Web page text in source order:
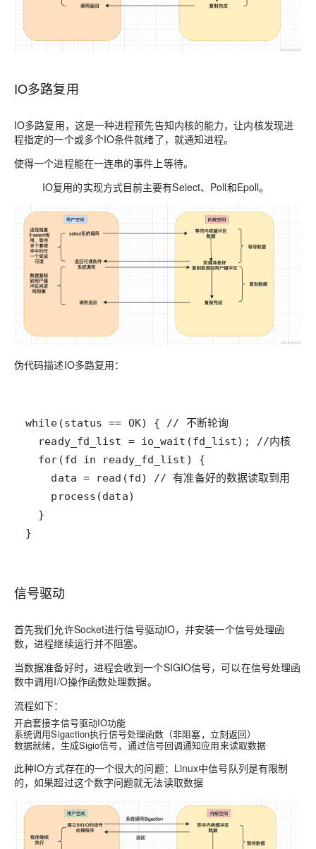
IO多路复用
IO多路复用，这是一种进程预先告知内核的能力，让内核发现进
程指定的一个或多个IO条件就绪了，就通知进程。
使得一个进程能在一连串的事件上等待。
IO复用的实现方式目前主要有Select、Poll和Epoll。
伪代码描述IO多路复用：
}
信号驱动
首先我们允许Socket进行信号驱动IO，并安装一个信号处理函
数，进程继续运行并不阻塞。
当数据准备好时，进程会收到一个SIGIO信号，可以在信号处理函
数中调用I/O操作函数处理数据。
流程如下：
开启套接字信号驱动IO功能
系统调用Sigaction执行信号处理函数（非阻塞，立刻返回）
数据就绪，生成Sigio信号，通过信号回调通知应用来读取数据
此种IO方式存在的一个很大的问题：Linux中信号队列是有限制
的，如果超过这个数字问题就无法读取数据